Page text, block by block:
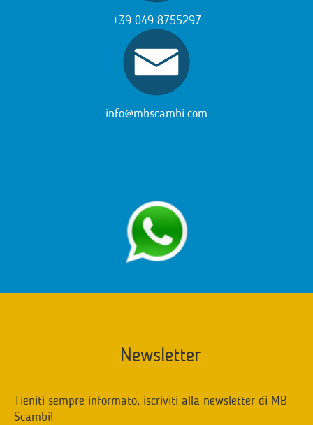
+39 049 8755297
info@mbscambi.com
Newsletter
Tieniti sempre informato, iscriviti alla newsletter di MB
Scambi!